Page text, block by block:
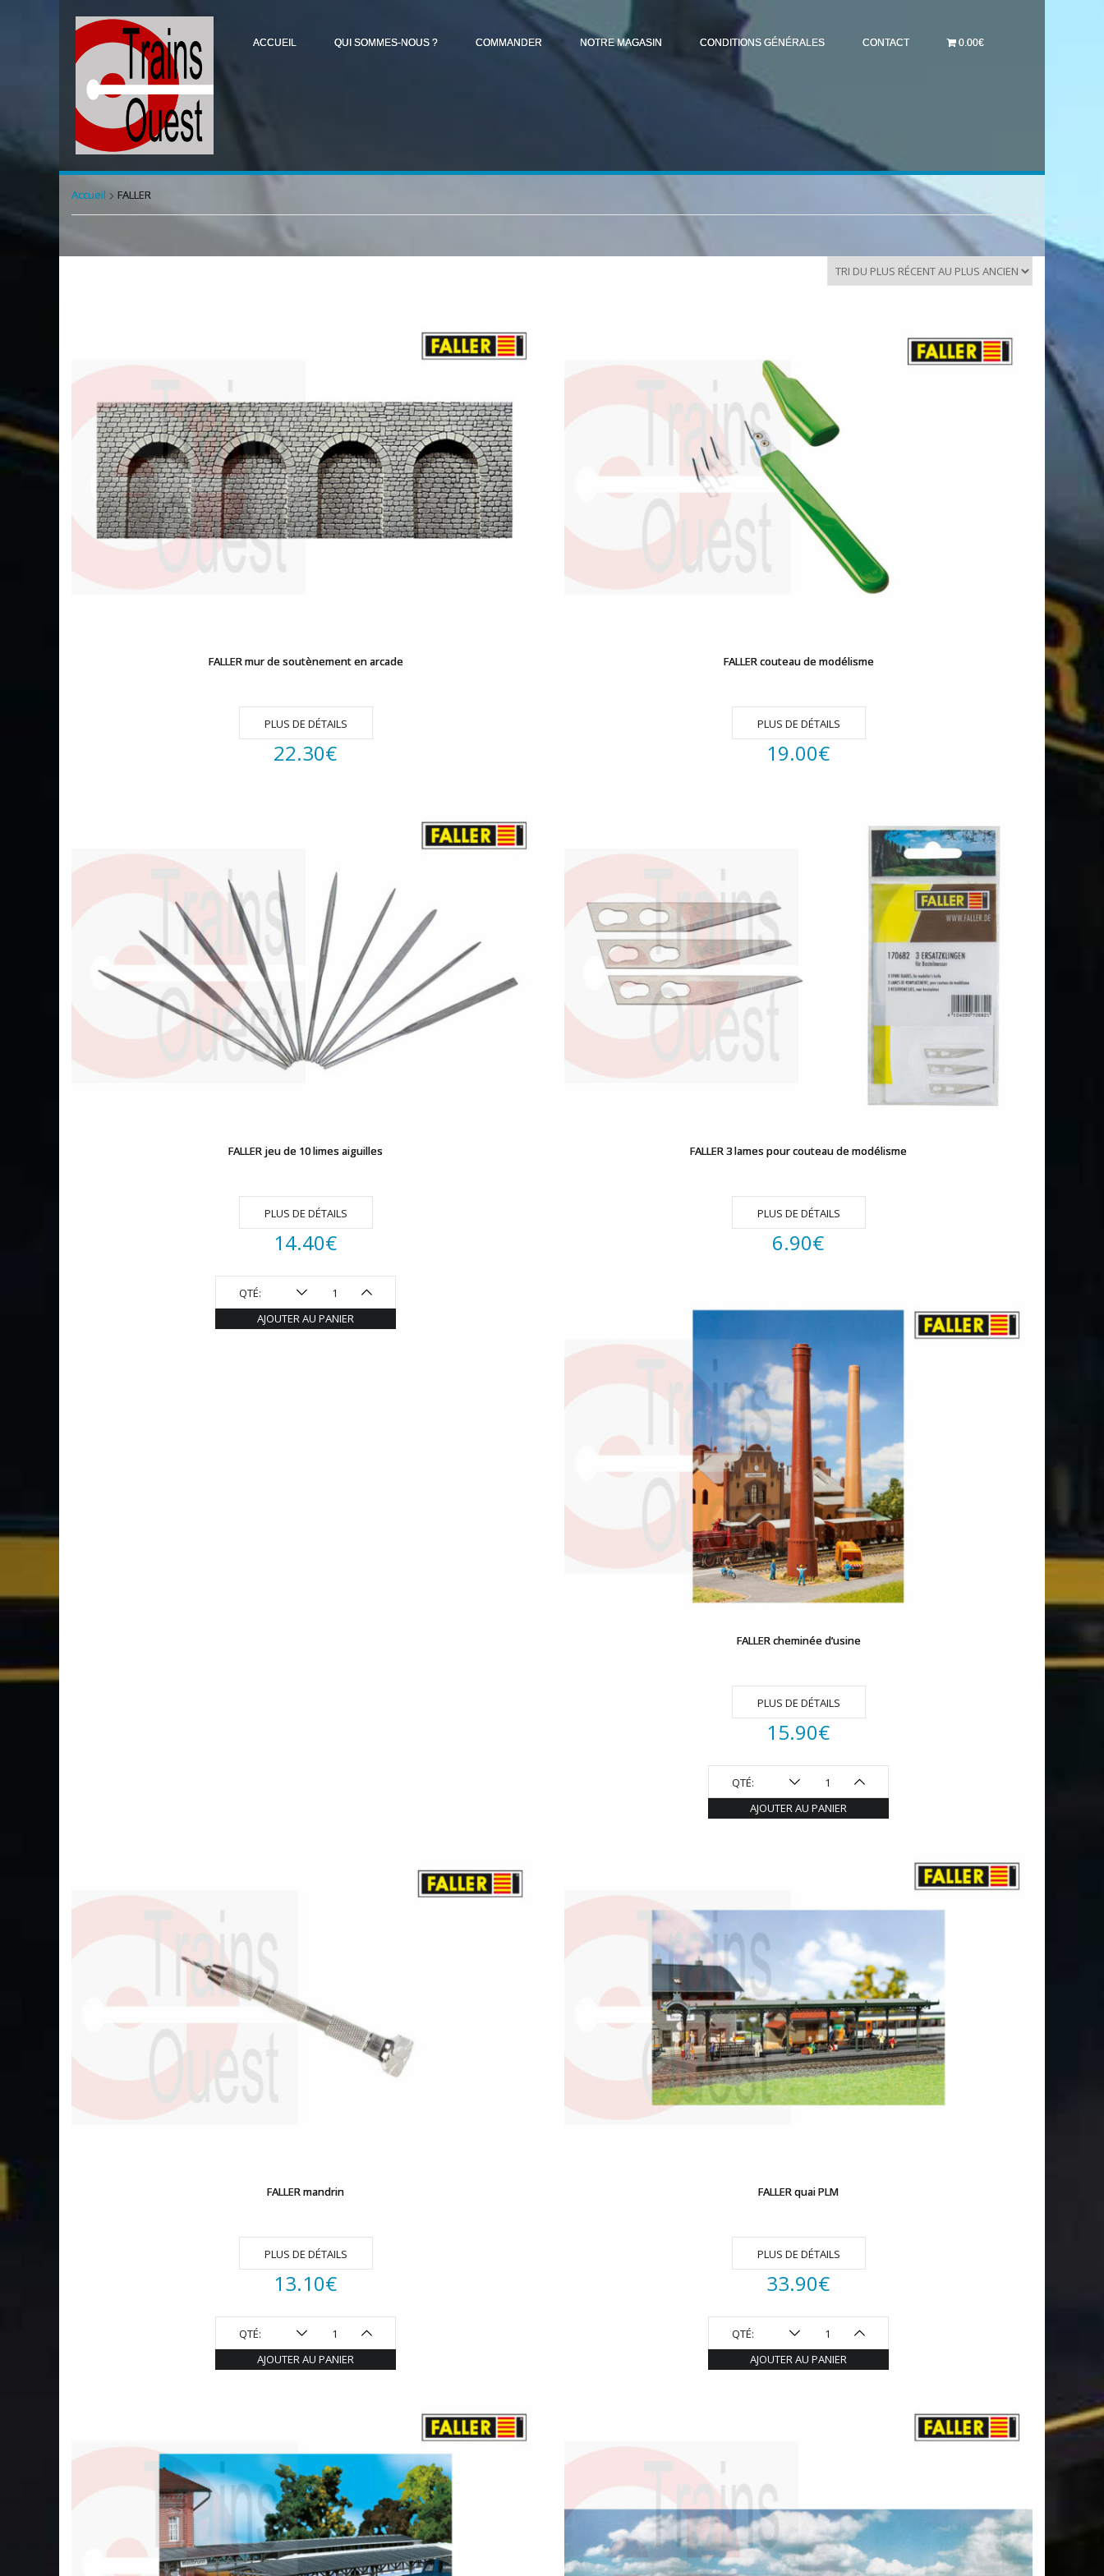
ACCUEIL QUI SOMMES-NOUS ? COMMANDER NOTRE MAGASIN CONDITIONS GÉNÉRALES CONTACT 0.00€
Accueil FALLER
FALLER mur de soutènement en arcade
PLUS DE DÉTAILS
22.30€
FALLER couteau de modélisme
PLUS DE DÉTAILS
19.00€
FALLER jeu de 10 limes aiguilles
PLUS DE DÉTAILS
14.40€
QTÉ:
AJOUTER AU PANIER
FALLER 3 lames pour couteau de modélisme
PLUS DE DÉTAILS
6.90€
FALLER cheminée d’usine
PLUS DE DÉTAILS
15.90€
QTÉ:
AJOUTER AU PANIER
FALLER mandrin
PLUS DE DÉTAILS
13.10€
QTÉ:
AJOUTER AU PANIER
FALLER quai PLM
PLUS DE DÉTAILS
33.90€
QTÉ:
AJOUTER AU PANIER